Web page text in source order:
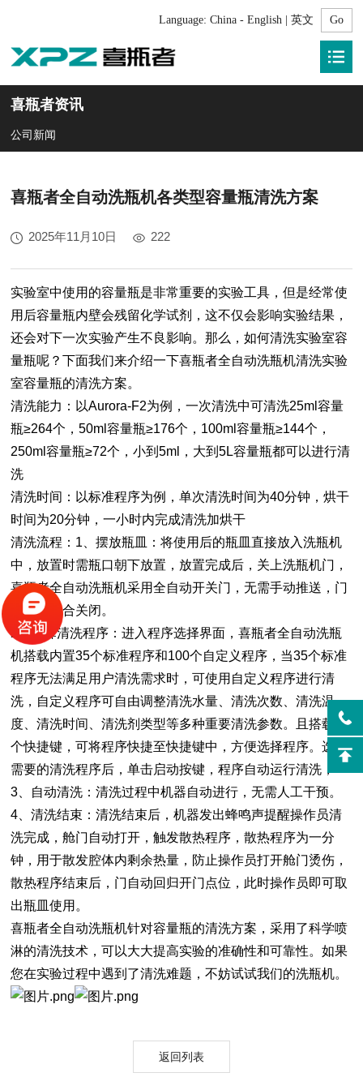
Language: China - English | 英文
喜瓶者资讯
公司新闻
喜瓶者全自动洗瓶机各类型容量瓶清洗方案
2025年11月10日 222
实验室中使用的容量瓶是非常重要的实验工具，但是经常使
用后容量瓶内壁会残留化学试剂，这不仅会影响实验结果，
还会对下一次实验产生不良影响。那么，如何清洗实验室容
量瓶呢？下面我们来介绍一下喜瓶者全自动洗瓶机清洗实验
室容量瓶的清洗方案。
清洗能力：以Aurora-F2为例，一次清洗中可清洗25ml容量
瓶≥264个，50ml容量瓶≥176个，100ml容量瓶≥144个，
250ml容量瓶≥72个，小到5ml，大到5L容量瓶都可以进行清
洗
清洗时间：以标准程序为例，单次清洗时间为40分钟，烘干
时间为20分钟，一小时内完成清洗加烘干
清洗流程：1、摆放瓶皿：将使用后的瓶皿直接放入洗瓶机
中，放置时需瓶口朝下放置，放置完成后，关上洗瓶机门，
喜瓶者全自动洗瓶机采用全自动开关门，无需手动推送，门
会自动吸合关闭。
2、选择清洗程序：进入程序选择界面，喜瓶者全自动洗瓶
机搭载内置35个标准程序和100个自定义程序，当35个标准
程序无法满足用户清洗需求时，可使用自定义程序进行清
洗，自定义程序可自由调整清洗水量、清洗次数、清洗温
度、清洗时间、清洗剂类型等多种重要清洗参数。且搭载3
个快捷键，可将程序快捷至快捷键中，方便选择程序。选择
需要的清洗程序后，单击启动按键，程序自动运行清洗，
3、自动清洗：清洗过程中机器自动进行，无需人工干预。
4、清洗结束：清洗结束后，机器发出蜂鸣声提醒操作员清
洗完成，舱门自动打开，触发散热程序，散热程序为一分
钟，用于散发腔体内剩余热量，防止操作员打开舱门烫伤，
散热程序结束后，门自动回归开门点位，此时操作员即可取
出瓶皿使用。
喜瓶者全自动洗瓶机针对容量瓶的清洗方案，采用了科学喷
淋的清洗技术，可以大大提高实验的准确性和可靠性。如果
您在实验过程中遇到了清洗难题，不妨试试我们的洗瓶机。
返回列表